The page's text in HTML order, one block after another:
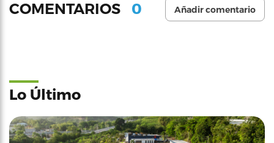
COMENTARIOS 0 Añadir comentario
Lo Último